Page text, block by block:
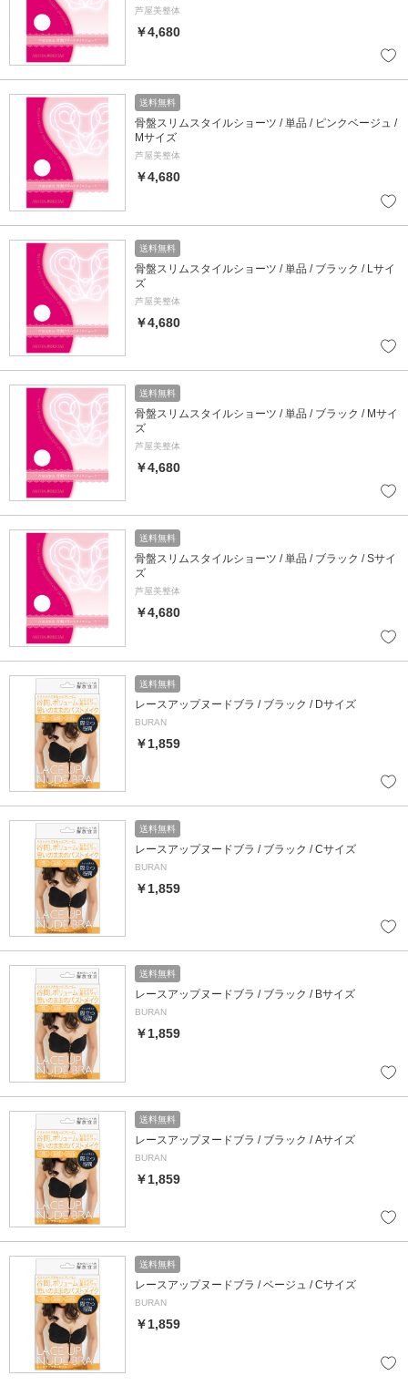
芦屋美整体
￥4,680
送料無料
骨盤スリムスタイルショーツ / 単品 / ピンクベージュ /
Mサイズ
芦屋美整体
￥4,680
送料無料
骨盤スリムスタイルショーツ / 単品 / ブラック / Lサイ
ズ
芦屋美整体
￥4,680
送料無料
骨盤スリムスタイルショーツ / 単品 / ブラック / Mサイ
ズ
芦屋美整体
￥4,680
送料無料
骨盤スリムスタイルショーツ / 単品 / ブラック / Sサイ
ズ
芦屋美整体
￥4,680
送料無料
レースアップヌードブラ / ブラック / Dサイズ
BURAN
￥1,859
送料無料
レースアップヌードブラ / ブラック / Cサイズ
BURAN
￥1,859
送料無料
レースアップヌードブラ / ブラック / Bサイズ
BURAN
￥1,859
送料無料
レースアップヌードブラ / ブラック / Aサイズ
BURAN
￥1,859
送料無料
レースアップヌードブラ / ベージュ / Cサイズ
BURAN
￥1,859